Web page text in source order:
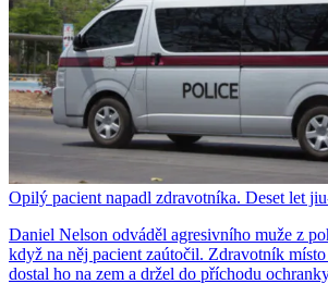
Opilý pacient napadl zdravotníka. Deset let
Daniel Nelson odváděl agresivního muže z
když na něj pacient zaútočil. Zdravotník
dostal ho na zem a držel do příchodu